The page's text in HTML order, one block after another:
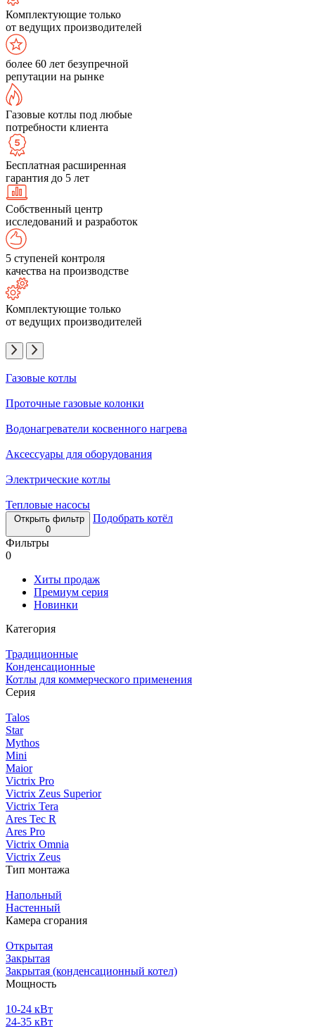
Комплектующие только
от ведущих производителей
более 60 лет безупречной
репутации на рынке
Газовые котлы под любые
потребности клиента
Бесплатная расширенная
гарантия до 5 лет
Собственный центр
исследований и разработок
5 ступеней контроля
качества на производстве
Комплектующие только
от ведущих производителей
Газовые котлы
Проточные газовые колонки
Водонагреватели косвенного нагрева
Аксессуары для оборудования
Электрические котлы
Тепловые насосы
Открыть фильтр
0
Подобрать котёл
Фильтры
0
Хиты продаж
Премиум серия
Новинки
Категория
Традиционные
Конденсационные
Котлы для коммерческого применения
Серия
Talos
Star
Mythos
Mini
Maior
Victrix Pro
Victrix Zeus Superior
Victrix Tera
Ares Tec R
Ares Pro
Victrix Omnia
Victrix Zeus
Тип монтажа
Напольный
Настенный
Камера сгорания
Открытая
Закрытая
Закрытая (конденсационный котел)
Мощность
10-24 кВт
24-35 кВт